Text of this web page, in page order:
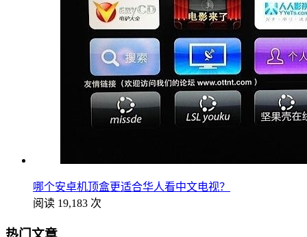
哪个安卓机顶盒更适合华人看中文电视？
阅读 19,183 次
热门文章